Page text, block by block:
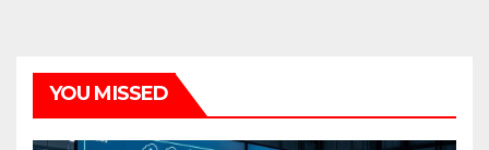
YOU MISSED